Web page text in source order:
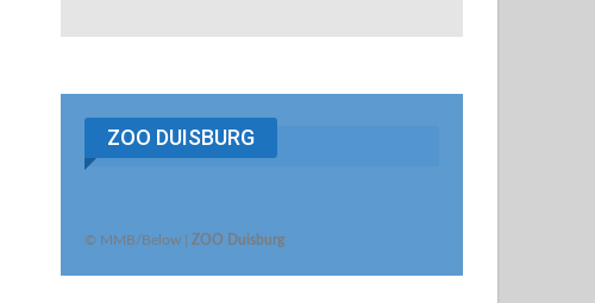
ZOO DUISBURG
© MMB/Below | ZOO Duisburg